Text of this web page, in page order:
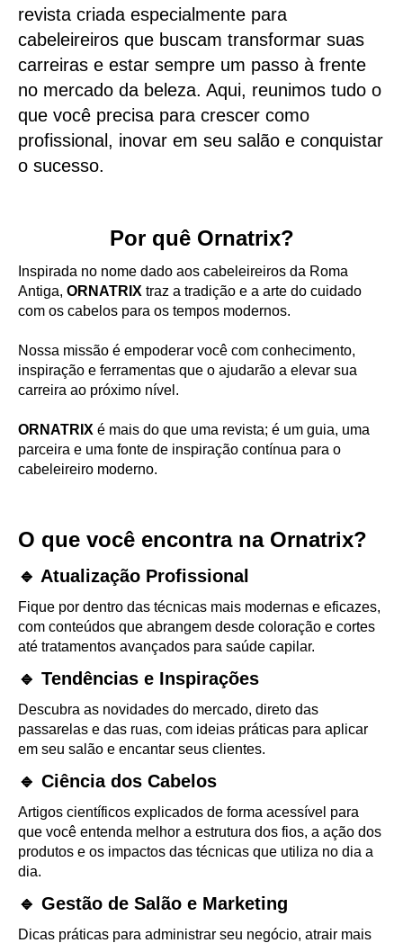
revista criada especialmente para
cabeleireiros que buscam transformar suas
carreiras e estar sempre um passo à frente
no mercado da beleza. Aqui, reunimos tudo o
que você precisa para crescer como
profissional, inovar em seu salão e conquistar
o sucesso.
Por quê Ornatrix?
Inspirada no nome dado aos cabeleireiros da Roma
Antiga, ORNATRIX traz a tradição e a arte do cuidado
com os cabelos para os tempos modernos.
Nossa missão é empoderar você com conhecimento,
inspiração e ferramentas que o ajudarão a elevar sua
carreira ao próximo nível.
ORNATRIX é mais do que uma revista; é um guia, uma
parceira e uma fonte de inspiração contínua para o
cabeleireiro moderno.
O que você encontra na Ornatrix?
🔹 Atualização Profissional
Fique por dentro das técnicas mais modernas e eficazes,
com conteúdos que abrangem desde coloração e cortes
até tratamentos avançados para saúde capilar.
🔹 Tendências e Inspirações
Descubra as novidades do mercado, direto das
passarelas e das ruas, com ideias práticas para aplicar
em seu salão e encantar seus clientes.
🔹 Ciência dos Cabelos
Artigos científicos explicados de forma acessível para
que você entenda melhor a estrutura dos fios, a ação dos
produtos e os impactos das técnicas que utiliza no dia a
dia.
🔹 Gestão de Salão e Marketing
Dicas práticas para administrar seu negócio, atrair mais